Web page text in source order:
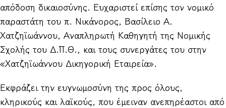
απόδοση δικαιοσύνης. Ευχαριστεί επίσης τον νομικό
παραστάτη του π. Νικάνορος, Βασίλειο Α.
Χατζηϊωάννου, Αναπληρωτή Καθηγητή της Νομικής
Σχολής του Δ.Π.Θ., και τους συνεργάτες του στην
«Χατζηϊωάννου Δικηγορική Εταιρεία».
Εκφράζει την ευγνωμοσύνη της προς όλους,
κληρικούς και λαϊκούς, που έμειναν ανεπηρέαστοι από